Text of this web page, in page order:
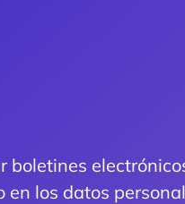
los datos